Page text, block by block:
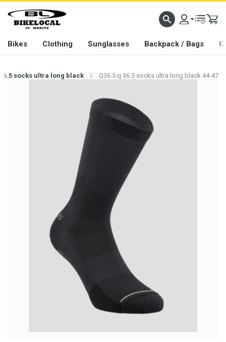
PASSION IN ALL WE DO
Bikes Clothing Sunglasses Backpack / Bags
socks ultra long black Q36.5 q 36.5 socks ultra long black 44-47